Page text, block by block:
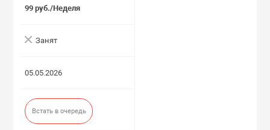
99 руб./Неделя
Занят
05.05.2026
Встать в очередь